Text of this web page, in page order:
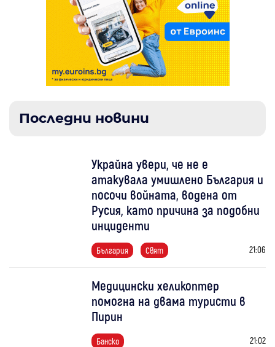
Последни новини
Украйна увери, че не е
атакувала умишлено България и
посочи войната, водена от
Русия, като причина за подобни
инциденти
България Свят 21:06
Медицински хеликоптер
помогна на двама туристи в
Пирин
Банско 21:02